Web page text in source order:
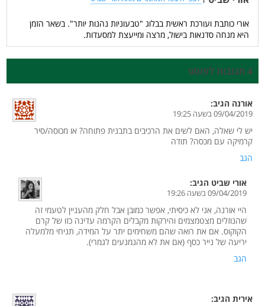
אורי כותבת ועורכת ראשית בבלוג "טבעוניות נהנות יותר". בשאר הזמן
היא מנחה סדנאות בישול, מרצה ומייעצת למסעדות.
4 תגובות לפוסט
אורנה הגיב:
09/04/2019 בשעה 19:25
יש לי שאלה, האם לשים את הרכיבים בתבנית פתוחה? או מכוסה/סיר
קרמיקה עם מכסה? תודה
הגב
אורי שביט הגיב:
09/04/2019 בשעה 19:26
היי אורנה, אני לא כיסיתי, אפשר כמובן אבל חלק מהעניין לטעמי זה
שהנוזלים מצטמצמים והירקות מקבלים הקרמה עדינה כזו של קרם
הקוקוס. אם את רואה שהם משחימים יתר על המידה, תניחי מלמעלה
יריעה של נייר כסף (אם את לא מהנמנעים לגמרי).
הגב
אירית הגיב: